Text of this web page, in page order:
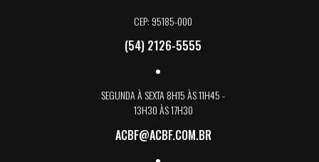
CEP: 95185-000
(54) 2126-5555
SEGUNDA À SEXTA 8H15 ÀS 11H45 -
13H30 ÀS 17H30
ACBF@ACBF.COM.BR